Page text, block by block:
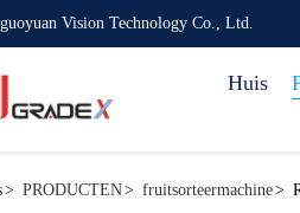
Vision Technology Co., Ltd.
Huis
> PRODUCTEN> fruitsorteermachine>